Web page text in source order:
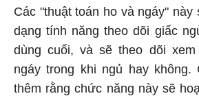
Các "thuật toán ho và ngáy"
dạng tính năng theo dõi giấc
dùng cuối, và sẽ theo dõi
ngáy trong khi ngủ hay không.
thêm rằng chức năng này sẽ